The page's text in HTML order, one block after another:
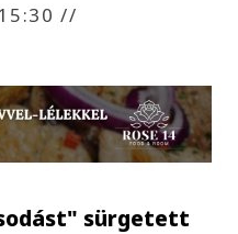
//
sürgetett